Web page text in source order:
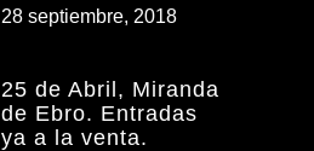
28 septiembre, 2018
25 de Abril, Miranda
de Ebro. Entradas
ya a la venta.